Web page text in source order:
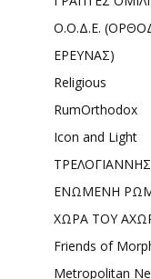
Ο.Ο.Δ.Ε.
ΕΡΕΥΝΑΣ)
Religious
RumOrthodox
Icon and Light
ΤΡΕΛΟΓΙΑΝΝΗΣ
ΕΝΩΜΕΝΗ
ΧΩΡΑ ΤΟΥ
Friends of
Metropolitan